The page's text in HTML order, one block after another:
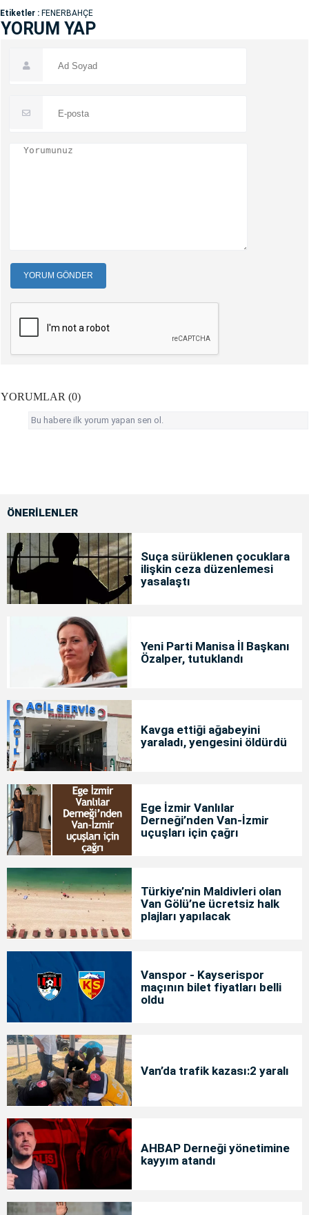
Etiketler : FENERBAHÇE
YORUM YAP
YORUM GÖNDER
YORUMLAR (0)
Bu habere ilk yorum yapan sen ol.
ÖNERİLENLER
Suça sürüklenen çocuklara
ilişkin ceza düzenlemesi
yasalaştı
Yeni Parti Manisa İl Başkanı
Özalper, tutuklandı
Kavga ettiği ağabeyini
yaraladı, yengesini öldürdü
Ege İzmir Vanlılar
Derneği’nden Van-İzmir
uçuşları için çağrı
Türkiye’nin Maldivleri olan
Van Gölü’ne ücretsiz halk
plajları yapılacak
Vanspor - Kayserispor
maçının bilet fiyatları belli
oldu
Van’da trafik kazası:2 yaralı
AHBAP Derneği yönetimine
kayyım atandı